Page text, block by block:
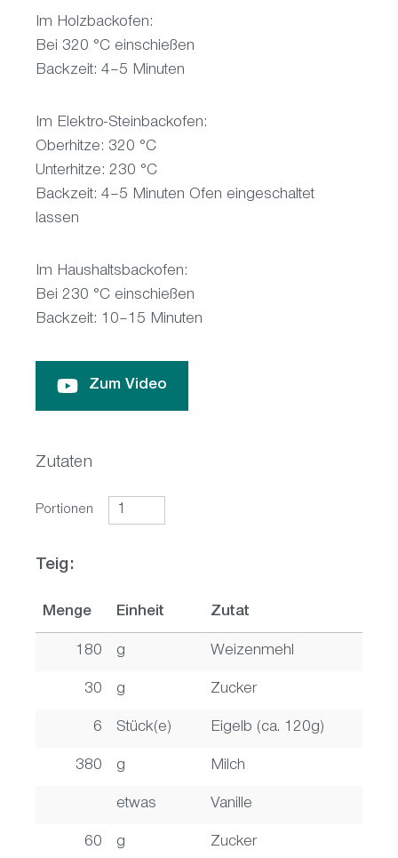
Im Holzbackofen:
Bei 320 °C einschießen
Backzeit: 4–5 Minuten
Im Elektro-Steinbackofen:
Oberhitze: 320 °C
Unterhitze: 230 °C
Backzeit: 4–5 Minuten Ofen eingeschaltet
lassen
Im Haushaltsbackofen:
Bei 230 °C einschießen
Backzeit: 10–15 Minuten
Zum Video
Zutaten
Portionen
Teig:
Menge Einheit Zutat
180 g Weizenmehl
30 g Zucker
6 Stück(e) Eigelb (ca. 120g)
380 g Milch
etwas Vanille
60 g Zucker